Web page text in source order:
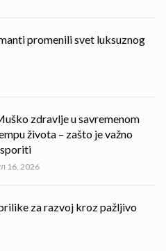
promenili svet luksuznog
zdravlje u savremenom
života – zašto je važno
16, 2026
za razvoj kroz pažljivo